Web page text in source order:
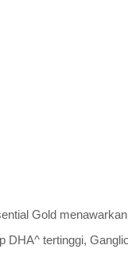
Gold
DHA^ tertinggi,